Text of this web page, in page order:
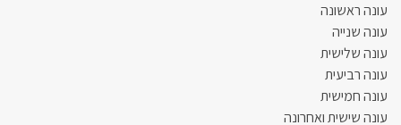
עונה ראשונה
עונה שנייה
עונה שלישית
עונה רביעית
עונה חמישית
עונה שישית ואחרונה